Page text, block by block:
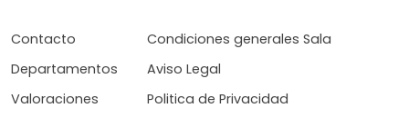
Contacto
Departamentos
Valoraciones
Condiciones generales Sala
Aviso Legal
Politica de Privacidad